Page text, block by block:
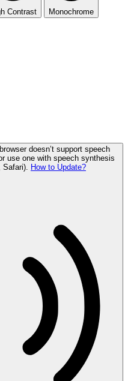
Contrast Monochrome
doesn’t support speech
use one with speech synthesis
Safari). How to Update?